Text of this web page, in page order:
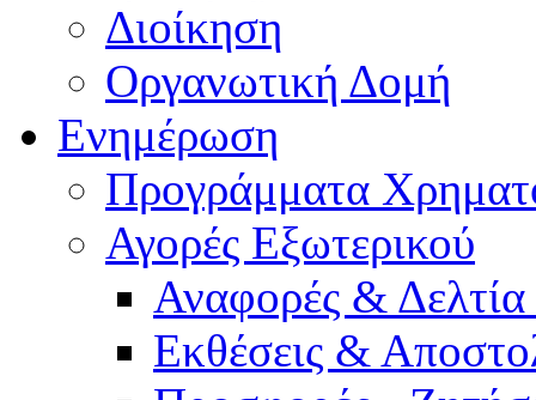
Διοίκηση
Οργανωτική Δομή
Ενημέρωση
Προγράμματα
Αγορές Εξωτερικού
Αναφορές &
Εκθέσεις &